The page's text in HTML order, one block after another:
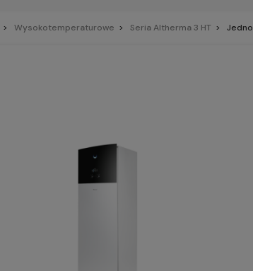
Wysokotemperaturowe Seria Altherma 3 HT